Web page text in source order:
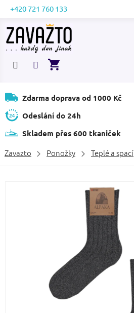
Přejít
obsah
+420 721 760 133
NÁKUPNÍ
Zdarma doprava od 1000 Kč
Odeslání do 24h
Skladem přes 600 tkaniček
Zavazto Ponožky Teplé a spací